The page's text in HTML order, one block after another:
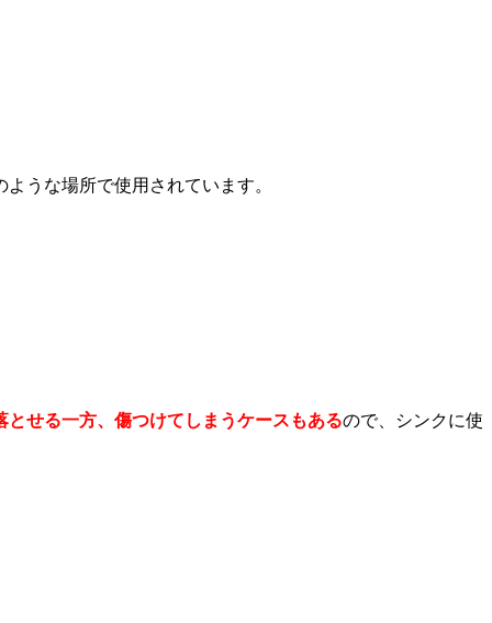
うな場所で使用されています。
せる一方、傷つけてしまうケースもあるので、シンクに使